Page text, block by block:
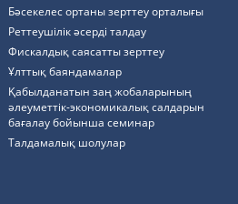
Бәсекелес ортаны зерттеу орталығы
Реттеушілік әсерді талдау
Фискалдық саясатты зерттеу
Ұлттық баяндамалар
Қабылданатын заң жобаларының
әлеуметтік-экономикалық салдарын
бағалау бойынша семинар
Талдамалық шолулар